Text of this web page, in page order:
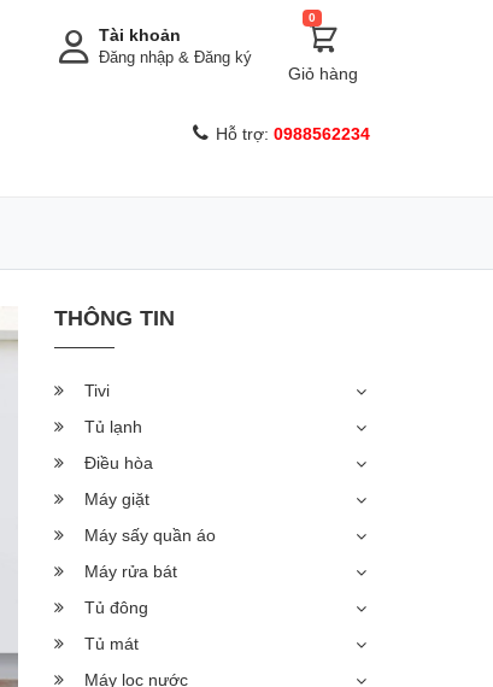
0
Giỏ hàng
Tài khoản
Đăng nhập & Đăng ký
Hỗ trợ: 0988562234
THÔNG TIN
Tivi
Tủ lạnh
Điều hòa
Máy giặt
Máy sấy quần áo
Máy rửa bát
Tủ đông
Tủ mát
Máy lọc nước